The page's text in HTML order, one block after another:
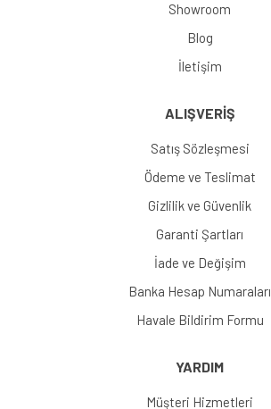
Showroom
Blog
İletişim
ALIŞVERİŞ
Satış Sözleşmesi
Ödeme ve Teslimat
Gizlilik ve Güvenlik
Garanti Şartları
İade ve Değişim
Banka Hesap Numaraları
Havale Bildirim Formu
YARDIM
Müşteri Hizmetleri